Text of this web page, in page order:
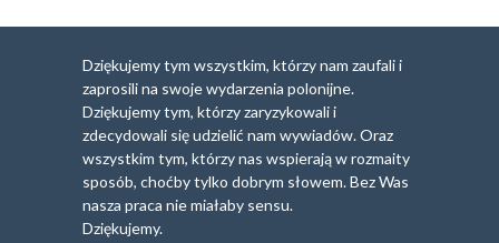
Dziękujemy tym wszystkim, którzy nam zaufali i
zaprosili na swoje wydarzenia polonijne.
Dziękujemy tym, którzy zaryzykowali i
zdecydowali się udzielić nam wywiadów. Oraz
wszystkim tym, którzy nas wspierają w rozmaity
sposób, choćby tylko dobrym słowem. Bez Was
nasza praca nie miałaby sensu.
Dziękujemy.